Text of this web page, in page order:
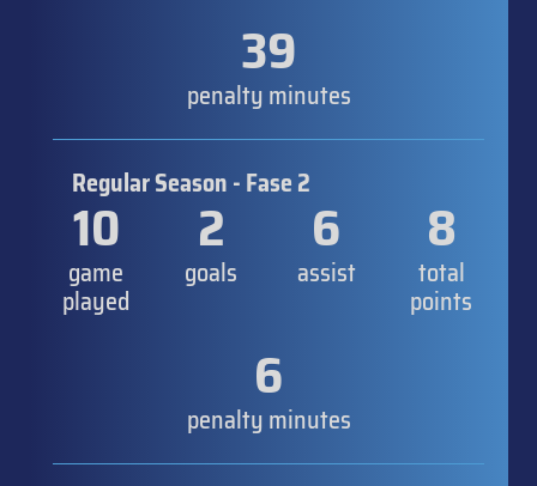
39
penalty minutes
Regular Season - Fase 2
10
game
played
2
goals
6
assist
8
total
points
6
penalty minutes